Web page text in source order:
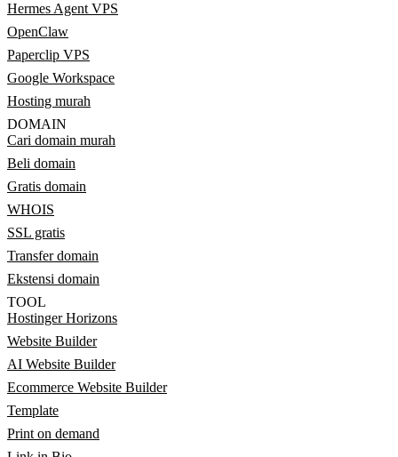
Hermes Agent VPS
OpenClaw
Paperclip VPS
Google Workspace
Hosting murah
DOMAIN
Cari domain murah
Beli domain
Gratis domain
WHOIS
SSL gratis
Transfer domain
Ekstensi domain
TOOL
Hostinger Horizons
Website Builder
AI Website Builder
Ecommerce Website Builder
Template
Print on demand